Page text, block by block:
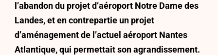
l’abandon du projet d’aéroport Notre Dame des
Landes, et en contrepartie un projet
d’aménagement de l’actuel aéroport Nantes
Atlantique, qui permettait son agrandissement.